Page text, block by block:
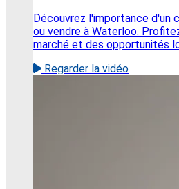
Découvrez l'importance d'un
ou vendre à Waterloo.
marché et des opportunités
Regarder la vidéo